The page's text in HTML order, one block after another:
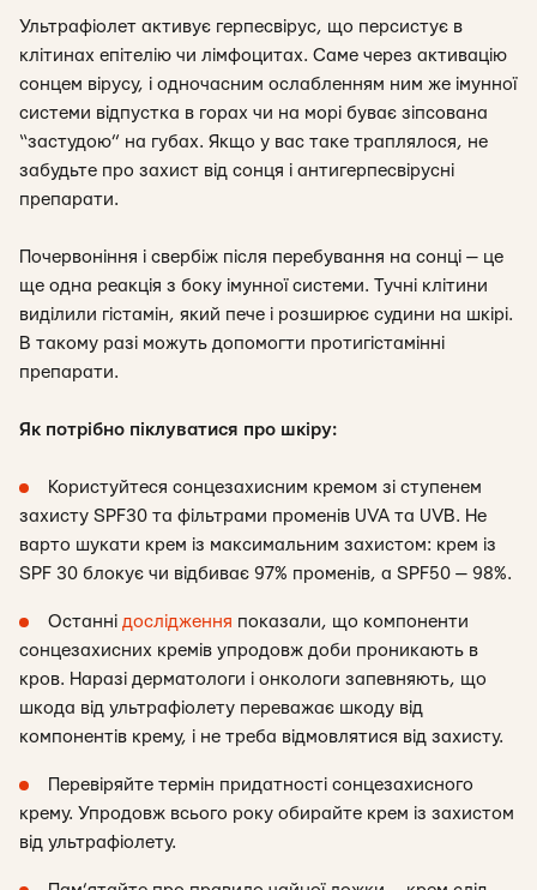
Ультрафіолет активує герпесвірус, що персистує в
клітинах епітелію чи лімфоцитах. Саме через активацію
сонцем вірусу, і одночасним ослабленням ним же імунної
системи відпустка в горах чи на морі буває зіпсована
“застудою” на губах. Якщо у вас таке траплялося, не
забудьте про захист від сонця і антигерпесвірусні
препарати.
Почервоніння і свербіж після перебування на сонці — це
ще одна реакція з боку імунної системи. Тучні клітини
виділили гістамін, який пече і розширює судини на шкірі.
В такому разі можуть допомогти протигістамінні
препарати.
Як потрібно піклуватися про шкіру:
Користуйтеся сонцезахисним кремом зі ступенем
захисту SPF30 та фільтрами променів UVA та UVB. Не
варто шукати крем із максимальним захистом: крем із
SPF 30 блокує чи відбиває 97% променів, а SPF50 — 98%.
Останні дослідження показали, що компоненти
сонцезахисних кремів упродовж доби проникають в
кров. Наразі дерматологи і онкологи запевняють, що
шкода від ультрафіолету переважає шкоду від
компонентів крему, і не треба відмовлятися від захисту.
Перевіряйте термін придатності сонцезахисного
крему. Упродовж всього року обирайте крем із захистом
від ультрафіолету.